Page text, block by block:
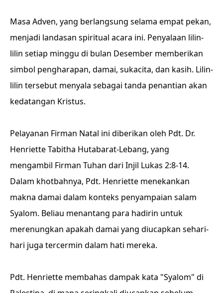
Masa Adven, yang berlangsung selama empat pekan,
menjadi landasan spiritual acara ini. Penyalaan lilin-
lilin setiap minggu di bulan Desember memberikan
simbol pengharapan, damai, sukacita, dan kasih. Lilin-
lilin tersebut menyala sebagai tanda penantian akan
kedatangan Kristus.
Pelayanan Firman Natal ini diberikan oleh Pdt. Dr.
Henriette Tabitha Hutabarat-Lebang, yang
mengambil Firman Tuhan dari Injil Lukas 2:8-14.
Dalam khotbahnya, Pdt. Henriette menekankan
makna damai dalam konteks penyampaian salam
Syalom. Beliau menantang para hadirin untuk
merenungkan apakah damai yang diucapkan sehari-
hari juga tercermin dalam hati mereka.
Pdt. Henriette membahas dampak kata "Syalom" di